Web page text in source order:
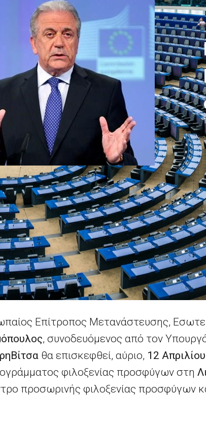
Επίτροπος Μετανάστευσης,
, συνοδευόμενος από τον
Bίτσα θα επισκεφθεί, αύριο, 12
φιλοξενίας προσφύγων στη
o προσωρινής φιλοξενίας προσφύγων